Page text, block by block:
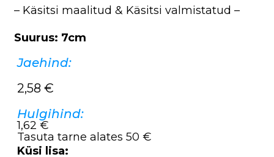
– Käsitsi maalitud & Käsitsi valmistatud –
Suurus: 7cm
Jaehind:
2,58 €
Hulgihind:
1,62 €
Tasuta tarne alates 50 €
Küsi lisa: